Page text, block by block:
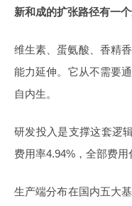
新和成的扩张路径有一
维生素、蛋氨酸、香精
能力延伸。它从不需要
自内生。
研发投入是支撑这套逻
费用率4.94%，全部费
生产端分布在国内五大